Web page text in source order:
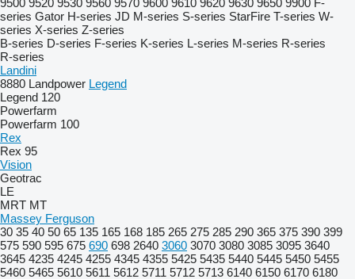
9500 9520 9530 9560 9570 9600 9610 9620 9630 9650 9900 F-
series Gator H-series JD M-series S-series StarFire T-series W-
series X-series Z-series
B-series D-series F-series K-series L-series M-series R-series
R-series
Landini
8880 Landpower Legend
Legend 120
Powerfarm
Powerfarm 100
Rex
Rex 95
Vision
Geotrac
LE
MRT MT
Massey Ferguson
30 35 40 50 65 135 165 168 185 265 275 285 290 365 375 390 399
575 590 595 675 690 698 2640 3060 3070 3080 3085 3095 3640
3645 4235 4245 4255 4345 4355 5425 5435 5440 5445 5450 5455
5460 5465 5610 5611 5612 5711 5712 5713 6140 6150 6170 6180